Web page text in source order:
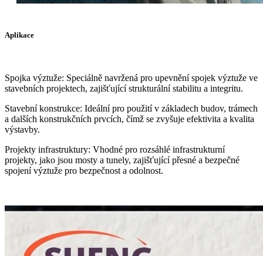
Aplikace
Spojka výztuže: Speciálně navržená pro upevnění spojek výztuže ve
stavebních projektech, zajišťující strukturální stabilitu a integritu.
Stavební konstrukce: Ideální pro použití v základech budov, trámech
a dalších konstrukčních prvcích, čímž se zvyšuje efektivita a kvalita
výstavby.
Projekty infrastruktury: Vhodné pro rozsáhlé infrastrukturní
projekty, jako jsou mosty a tunely, zajišťující přesné a bezpečné
spojení výztuže pro bezpečnost a odolnost.